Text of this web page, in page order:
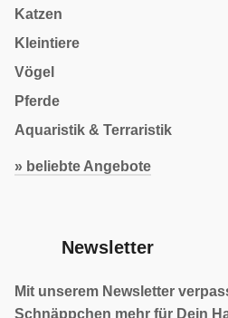
Katzen
Kleintiere
Vögel
Pferde
Aquaristik & Terraristik
» beliebte Angebote
Newsletter
Mit unserem Newsletter
Schnäppchen mehr für Dein